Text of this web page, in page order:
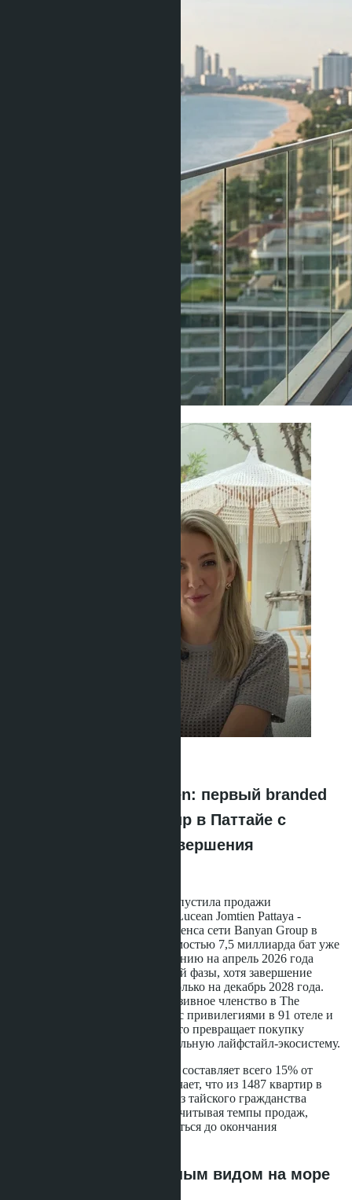
Skypark Lucean Jomtien: первый branded
residence Banyan Group в Паттайе с
продажами 42% до завершения
Компания Lunique Real Estate запустила продажи
премиального проекта Skypark Lucean Jomtien Pattaya -
первого брендированного резиденса сети Banyan Group в
районе Джомтьен. Проект стоимостью 7,5 миллиарда бат уже
привлёк покупателей: по состоянию на апрель 2026 года
реализовано 42% квартир первой фазы, хотя завершение
строительства запланировано только на декабрь 2028 года.
Ключевая особенность - эксклюзивное членство в The
Sanctuary Club от Banyan Group с привилегиями в 91 отеле и
спа-центре в 18 странах мира, что превращает покупку
квартиры в инвестицию в глобальную лайфстайл-экосистему.
Квота на иностранное владение составляет всего 15% от
общего числа юнитов. Это означает, что из 1487 квартир в
трёх башнях для покупателей без тайского гражданства
доступно около 223 объектов. Учитывая темпы продаж,
иностранная квота может закрыться до окончания
Три башни с панорамным видом на море